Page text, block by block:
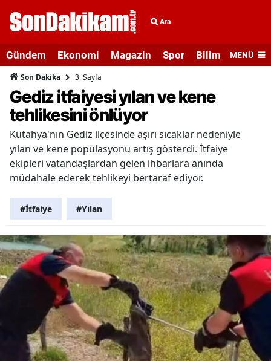
Ara
Gündem Ekonomi Magazin Spor Bilim veMENÜ
Son Dakika 3. Sayfa
Gediz itfaiyesi yılan ve kene
tehlikesini önlüyor
Kütahya'nın Gediz ilçesinde aşırı sıcaklar nedeniyle
yılan ve kene popülasyonu artış gösterdi. İtfaiye
ekipleri vatandaşlardan gelen ihbarlara anında
müdahale ederek tehlikeyi bertaraf ediyor.
#İtfaiye #Yılan